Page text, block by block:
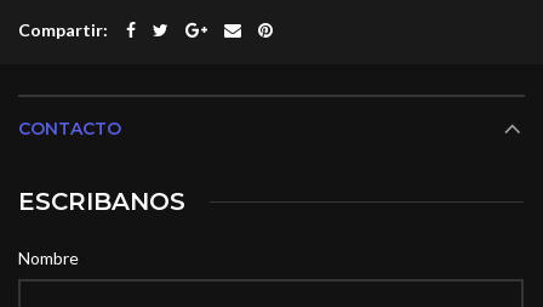
Compartir
CONTACTO
ESCRIBANOS
Nombre